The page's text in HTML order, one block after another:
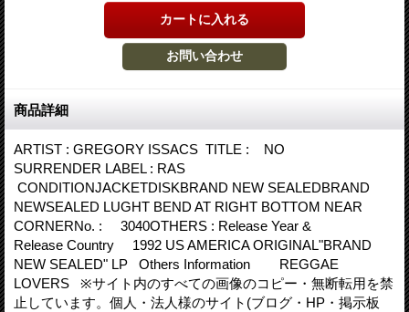
商品詳細
ARTIST : GREGORY ISSACS TITLE : NO
SURRENDER LABEL : RAS
CONDITIONJACKETDISKBRAND NEW SEALEDBRAND
NEWSEALED LUGHT BEND AT RIGHT BOTTOM NEAR
CORNERNo. : 3040OTHERS : Release Year &
Release Country 1992 US AMERICA ORIGINAL"BRAND
NEW SEALED" LP Others Information REGGAE
LOVERS ※サイト内のすべての画像のコピー・無断転用を禁
止しています。個人・法人様のサイト(ブログ・HP・掲示板